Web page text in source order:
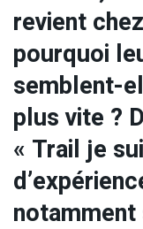
revient
pourquoi
semblent-
plus vite ?
« Trail je